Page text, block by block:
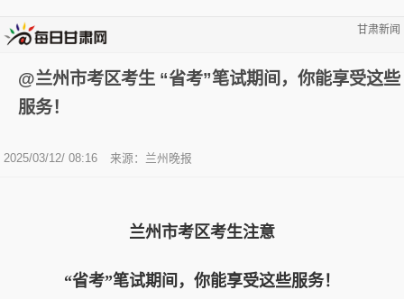
甘肃新闻
@兰州市考区考生 “省考”笔试期间，你能享受这些
服务！
2025/03/12/ 08:16 来源：兰州晚报
兰州市考区考生注意
“省考”笔试期间，你能享受这些服务！